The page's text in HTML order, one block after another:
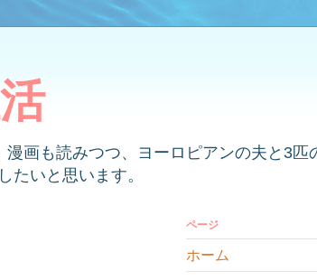
画も読みつつ、ヨーロピアンの夫と3匹
たいと思います。
ページ
ホーム